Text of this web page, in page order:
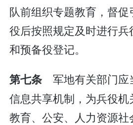
队前组织专题教育，督
役后按照规定及时进行
和预备役登记。
第七条军地有关部门
信息共享机制，为兵役机
教育、公安、人力资源